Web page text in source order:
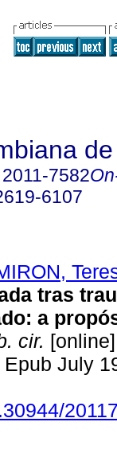
2011-7582
6107
tras
a
cir.
July